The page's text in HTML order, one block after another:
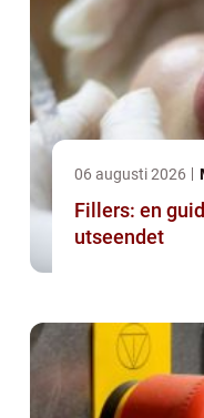
06 augusti 2026
Fillers: en
utseendet